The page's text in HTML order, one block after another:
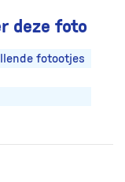
deze foto
fotootjes